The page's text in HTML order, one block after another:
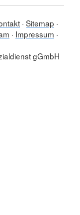
Sitemap
Impressum
gGmbH